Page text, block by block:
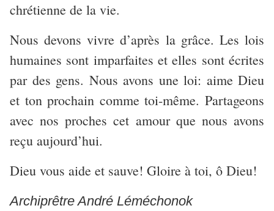
chrétienne de la vie.
Nous devons vivre d’après la grâce. Les lois
humaines sont imparfaites et elles sont écrites
par des gens. Nous avons une loi: aime Dieu
et ton prochain comme toi-même. Partageons
avec nos proches cet amour que nous avons
reçu aujourd’hui.
Dieu vous aide et sauve! Gloire à toi, ô Dieu!
Archiprêtre André Léméchonok